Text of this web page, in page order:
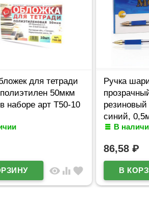
для тетради
50мкм
наборе арт Т50-10
visibility equalizer favorite
Ручка
синий,
арт.BMC-
В
86,58₽